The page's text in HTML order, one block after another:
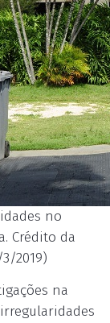
no
Crédito da
2019)
na